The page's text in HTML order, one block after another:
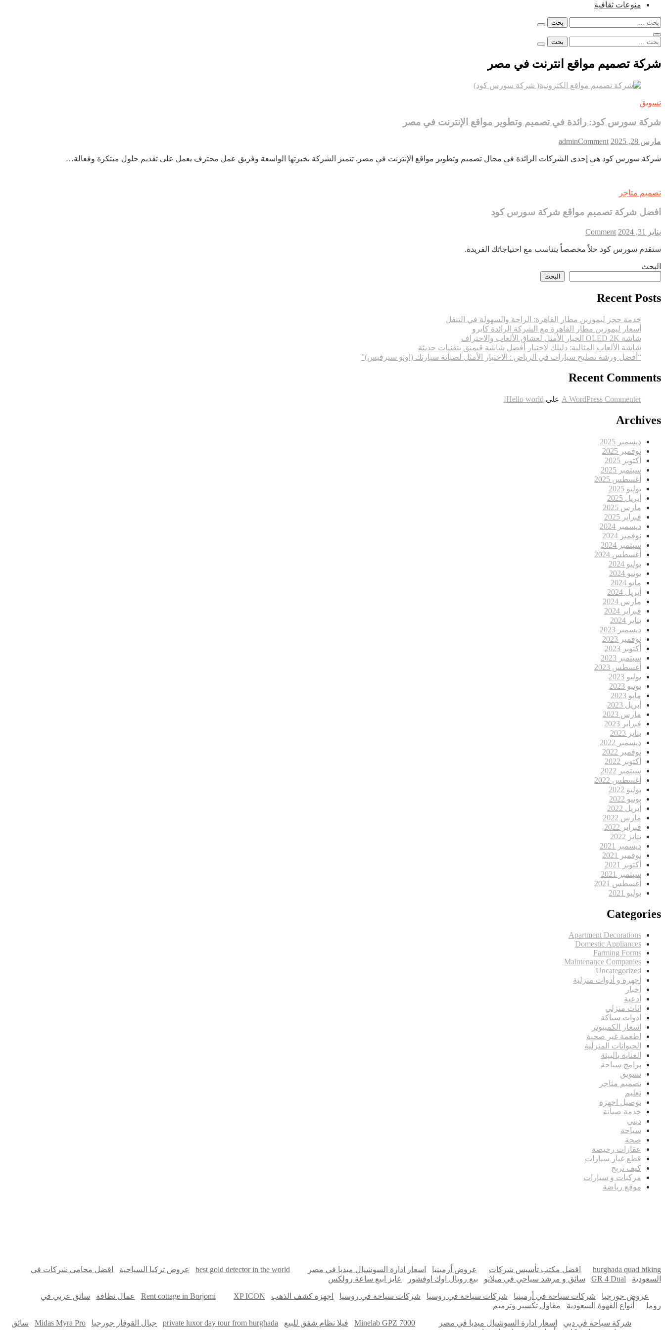
منوعات ثقافية
البحث
البحث
شركة تصميم مواقع انترنت في مصر
تسويق
شركة سورس كود: رائدة في تصميم وتطوير مواقع الإنترنت في مصر
مارس 28, 2025 adminComment
on
سورس
وتطوير
مواقع
مصر
شركة سورس كود هي إحدى الشركات الرائدة في مجال تصميم وتطوير مواقع الإنترنت في مصر. تتميز الشركة بخبرتها الواسعة وفريق عمل محترف يعمل على تقديم حلول مبتكرة وفعالة…
تصميم متاجر
افضل شركة تصميم مواقع شركة سورس كود
يناير 31, 2024 Comment
on
شركة
ستقدم سورس كود حلاً مخصصاً يتناسب مع احتياجاتك الفريدة.
البحث
البحث
Recent Posts
خدمة حجز ليموزين مطار القاهرة: الراحة والسهولة في التنقل
أسعار ليموزين مطار القاهرة مع الشركة الرائدة كايرو
شاشة OLED 2K الخيار الأمثل لعشاق الألعاب والاحتراف
شاشة الألعاب المثالية: دليلك لاختيار أفضل شاشة قيمنق بتقنيات حديثة
“أفضل ورشة تصليح سيارات في الرياض : الاختيار الأمثل لصيانة سيارتك (اوتو سيرفيس)”
Recent Comments
A WordPress Commenter على Hello world!
Archives
ديسمبر 2025
نوفمبر 2025
أكتوبر 2025
سبتمبر 2025
أغسطس 2025
يوليو 2025
أبريل 2025
مارس 2025
فبراير 2025
ديسمبر 2024
نوفمبر 2024
سبتمبر 2024
أغسطس 2024
يوليو 2024
يونيو 2024
مايو 2024
أبريل 2024
مارس 2024
فبراير 2024
يناير 2024
ديسمبر 2023
نوفمبر 2023
أكتوبر 2023
سبتمبر 2023
أغسطس 2023
يوليو 2023
يونيو 2023
مايو 2023
أبريل 2023
مارس 2023
فبراير 2023
يناير 2023
ديسمبر 2022
نوفمبر 2022
أكتوبر 2022
سبتمبر 2022
أغسطس 2022
يوليو 2022
يونيو 2022
أبريل 2022
مارس 2022
فبراير 2022
يناير 2022
ديسمبر 2021
نوفمبر 2021
أكتوبر 2021
سبتمبر 2021
أغسطس 2021
يوليو 2021
Categories
Apartment Decorations
Domestic Appliances
Farming Forms
Maintenance Companies
Uncategorized
أجهرة و أدوات منزلية
أخبار
أدعية
اثاث منزلي
ادوات سباكة
اسعار الكمبيوتر
اطعمة غير صحية
الحيوانات المنزلية
العناية بالبيئة
برامج سياحة
تسويق
تصميم متاجر
تعليم
توصيل اجهزة
خدمة صيانة
ديني
سياحة
صحة
عقارات رخيصة
قطع غيار سيارات
كيف تربح
مركبات و سيارات
موقع رياضة
hurghada quad biking افضل مكتب تأسيس شركات عروض أرمينيا اسعار ادارة السوشيال ميديا في مصر best gold detector in the world عروض تركيا السياحية
افضل محامي شركات في
السعودية
GR 4 Dual سائق و مرشد سياحي في ميلانو بيع رويال اوك اوفشور عايز ابيع ساعة رولكس
عروض جورجيا شركات سياحة في أرمينيا شركات سياحة في روسيا شركات سياحة في روسيا اجهزة كشف الذهب Rent cottage in Borjomi XP ICON عمال نظافة
سائق عربي في
روما
أنواع القهوة السعودية مقاول تكسير وترميم
شركة سياحة في دبي اسعار ادارة السوشيال ميديا في مصر Minelab GPZ 7000 فيلا نظام شقق للبيع private luxor day tour from hurghada جبال القوقاز جورجيا Midas Myra Pro
سائق